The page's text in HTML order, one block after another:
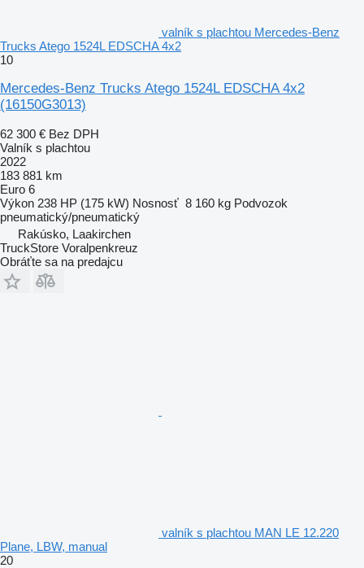
valník s plachtou Mercedes-Benz
Trucks Atego 1524L EDSCHA 4x2
10
Mercedes-Benz Trucks Atego 1524L EDSCHA 4x2
(16150G3013)
62 300 € Bez DPH
Valník s plachtou
2022
183 881 km
Euro 6
Výkon 238 HP (175 kW) Nosnosť 8 160 kg Podvozok
pneumatický/pneumatický
Rakúsko, Laakirchen
TruckStore Voralpenkreuz
Obráťte sa na predajcu
valník s plachtou MAN LE 12.220
Plane, LBW, manual
20